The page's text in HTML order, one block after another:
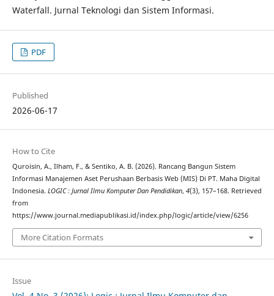
Waterfall. Jurnal Teknologi dan Sistem Informasi.
PDF
Published
2026-06-17
How to Cite
Quroisin, A., Ilham, F., & Sentiko, A. B. (2026). Rancang Bangun Sistem
Informasi Manajemen Aset Perushaan Berbasis Web (MIS) Di PT. Maha Digital
Indonesia. LOGIC : Jurnal Ilmu Komputer Dan Pendidikan, 4(3), 157–168. Retrieved
from
https://www.journal.mediapublikasi.id/index.php/logic/article/view/6256
More Citation Formats
Issue